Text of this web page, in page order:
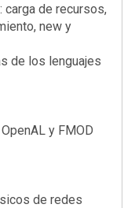
carga de recursos,
new y
de los lenguajes
y FMOD
de redes